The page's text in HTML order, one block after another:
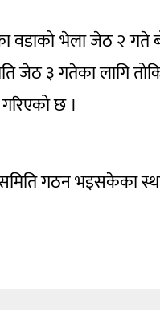
वडाको भेला जेठ २
जेठ ३ गतेका लागि
छ ।
गठन भइसकेका